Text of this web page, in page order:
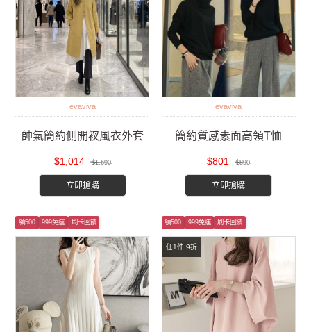
evaviva
帥氣簡約側開衩風衣外套
$1,014 $1,690
立即搶購
evaviva
簡約質感素面高領T恤
$801 $890
立即搶購
領500 999免運 刷卡回饋
任1件 9折
領500 999免運 刷卡回饋